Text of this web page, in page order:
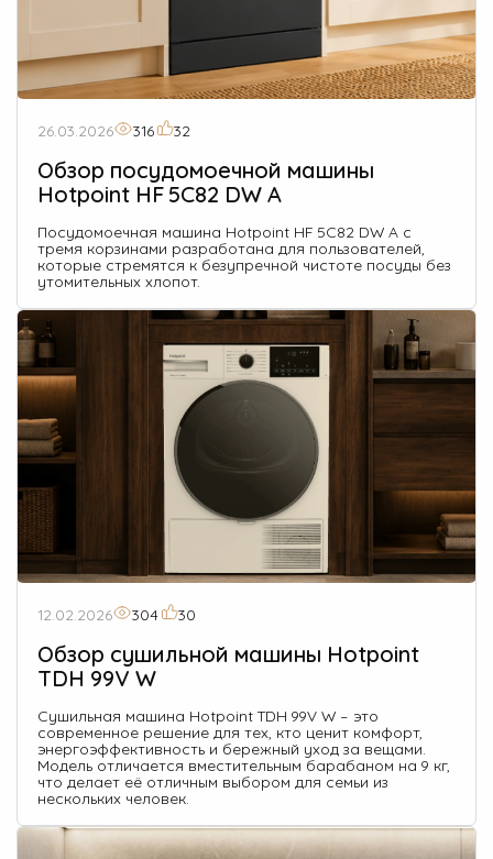
О Hotpoint
Технологии
Где купить
Журнал
Сервис
8 800 3333 887
26.03.2026 316 32
Обзор посудомоечной машины
Hotpoint HF 5C82 DW A
Посудомоечная машина Hotpoint HF 5C82 DW A с
тремя корзинами разработана для пользователей,
которые стремятся к безупречной чистоте посуды без
утомительных хлопот.
12.02.2026 304 30
Обзор сушильной машины Hotpoint
TDH 99V W
Сушильная машина Hotpoint TDH 99V W – это
современное решение для тех, кто ценит комфорт,
энергоэффективность и бережный уход за вещами.
Модель отличается вместительным барабаном на 9 кг,
что делает её отличным выбором для семьи из
нескольких человек.